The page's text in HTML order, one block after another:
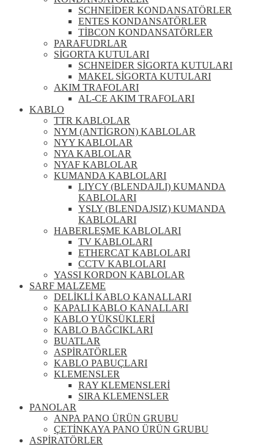
SCHNEİDER KONDANSATÖRLER
ENTES KONDANSATÖRLER
TİBCON KONDANSATÖRLER
PARAFUDRLAR
SİGORTA KUTULARI
SCHNEİDER SİGORTA KUTULARI
MAKEL SİGORTA KUTULARI
AKIM TRAFOLARI
AL-CE AKIM TRAFOLARI
KABLO
TTR KABLOLAR
NYM (ANTİGRON) KABLOLAR
NYY KABLOLAR
NYA KABLOLAR
NYAF KABLOLAR
KUMANDA KABLOLARI
LIYCY (BLENDAJLI) KUMANDA
KABLOLARI
YSLY (BLENDAJSIZ) KUMANDA
KABLOLARI
HABERLEŞME KABLOLARI
TV KABLOLARI
ETHERCAT KABLOLARI
CCTV KABLOLARI
YASSI KORDON KABLOLAR
SARF MALZEME
DELİKLİ KABLO KANALLARI
KAPALI KABLO KANALLARI
KABLO YÜKSÜKLERİ
KABLO BAĞCIKLARI
BUATLAR
ASPİRATÖRLER
KABLO PABUÇLARI
KLEMENSLER
RAY KLEMENSLERİ
SIRA KLEMENSLER
PANOLAR
ANPA PANO ÜRÜN GRUBU
ÇETİNKAYA PANO ÜRÜN GRUBU
ASPİRATÖRLER